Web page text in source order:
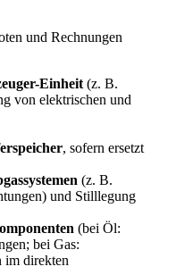
und Rechnungen
Einheit (z. B.
von elektrischen und
, sofern ersetzt
(z. B.
und Stilllegung
(bei Öl:
bei Gas:
im direkten